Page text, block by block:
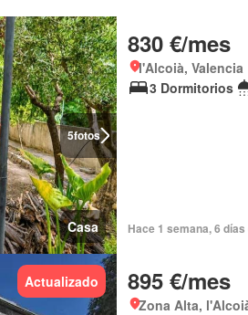
5fotos
Casa
830 €/mes
l'Alcoià, Valencia
3 Dormitorios
Hace 1 semana, 6
Actualizado 895 €/mes
Zona Alta,